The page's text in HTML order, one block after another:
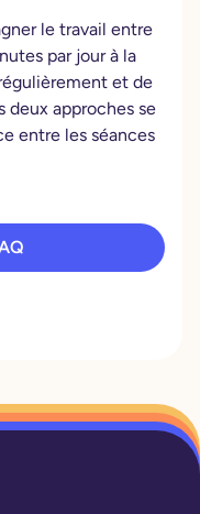
le travail entre
par jour à la
et de
deux approches se
entre les séances